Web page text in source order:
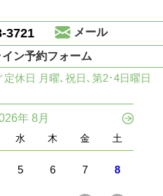
3721
メール
ン予約フォーム
休日 月曜､祝日､第2･4日曜日
年 8月
水 木 金 土
5 6 7 8